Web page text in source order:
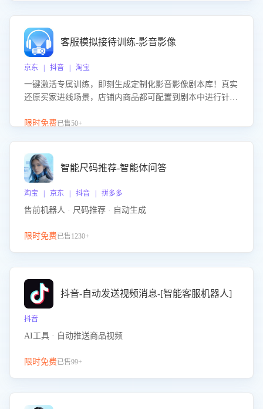
客服模拟接待训练-影音影像
京东 | 抖音 | 淘宝
一键激活专属训练，即刻生成定制化影音影像剧本库！真实
还原买家进线场景，店铺内商品都可配置到剧本中进行针对
击 “立即开通”，快速获取影音影像类目剧本，一键开启客服
限时免费已售50+
智能尺码推荐-智能体问答
淘宝 | 京东 | 抖音 | 拼多多
售前机器人 · 尺码推荐 · 自动生成
限时免费已售1230+
抖音-自动发送视频消息-[智能客服机器人]
抖音
AI工具 · 自动推送商品视频
限时免费已售99+